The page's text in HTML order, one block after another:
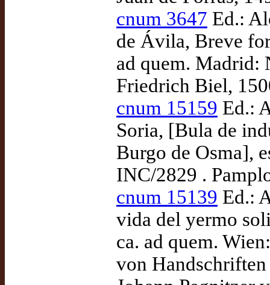
cnum 3647 Ed.:
de Ávila, Breve
ad quem. Madrid:
Friedrich Biel,
cnum 15159 Ed.:
Soria, [Bula de
Burgo de Osma],
INC/2829 .
cnum 15139 Ed.:
vida del yermo
ca. ad quem.
von